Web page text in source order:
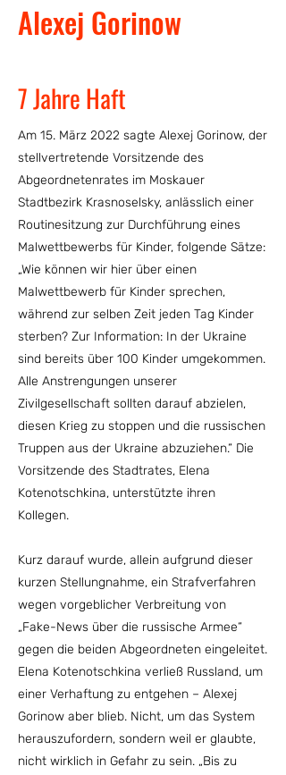
Alexej Gorinow
7 Jahre Haft
Am 15. März 2022 sagte Alexej Gorinow, der
stellvertretende Vorsitzende des
Abgeordnetenrates im Moskauer
Stadtbezirk Krasnoselsky, anlässlich einer
Routinesitzung zur Durchführung eines
Malwettbewerbs für Kinder, folgende Sätze:
„Wie können wir hier über einen
Malwettbewerb für Kinder sprechen,
während zur selben Zeit jeden Tag Kinder
sterben? Zur Information: In der Ukraine
sind bereits über 100 Kinder umgekommen.
Alle Anstrengungen unserer
Zivilgesellschaft sollten darauf abzielen,
diesen Krieg zu stoppen und die russischen
Truppen aus der Ukraine abzuziehen.“ Die
Vorsitzende des Stadtrates, Elena
Kotenotschkina, unterstützte ihren
Kollegen.
Kurz darauf wurde, allein aufgrund dieser
kurzen Stellungnahme, ein Strafverfahren
wegen vorgeblicher Verbreitung von
„Fake-News über die russische Armee“
gegen die beiden Abgeordneten eingeleitet.
Elena Kotenotschkina verließ Russland, um
einer Verhaftung zu entgehen – Alexej
Gorinow aber blieb. Nicht, um das System
herauszufordern, sondern weil er glaubte,
nicht wirklich in Gefahr zu sein. „Bis zu